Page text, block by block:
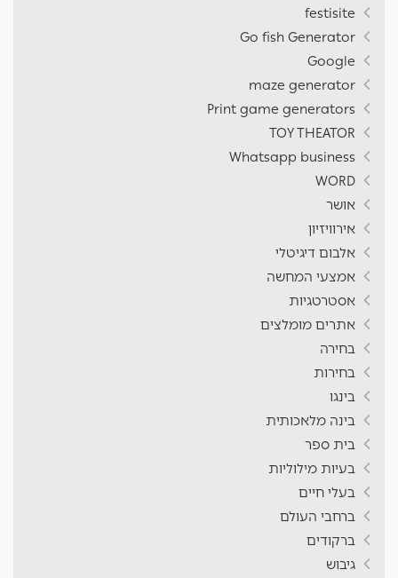
festisite
Go fish Generator
Google
maze generator
Print game generators
TOY THEATOR
Whatsapp business
WORD
אושר
אירוויזיון
אלבום דיגיטלי
אמצעי המחשה
אסטרטגיות
אתרים מומלצים
בחירה
בחירות
בינגו
בינה מלאכותית
בית ספר
בעיות מילוליות
בעלי חיים
ברחבי העולם
ברקודים
גיבוש